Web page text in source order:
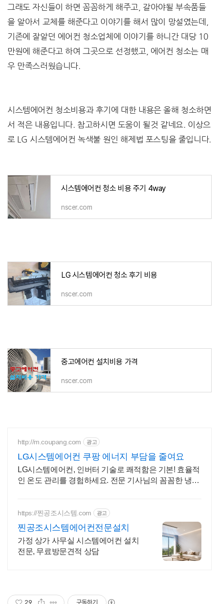
그래도 자신들이 하면 꼼꼼하게 해주고, 갈아야될 부속품들
을 알아서 교체를 해준다고 이야기를 해서 많이 망설였는데,
기존에 잘알던 에어컨 청소업체에 이야기를 하니간 대당 10
만원에 해준다고 하여 그곳으로 선정했고, 에어컨 청소는 매
우 만족스러웠습니다.
시스템에어컨 청소비용과 후기에 대한 내용은 올해 청소하면
서 적은 내용입니다. 참고하시면 도움이 될것 같네요. 이상으
로 LG 시스템에어컨 녹색불 원인 해제법 포스팅을 줄입니다.
시스템에어컨 청소 비용 주기 4way
nscer.com
LG 시스템에어컨 청소 후기 비용
nscer.com
중고에어컨 설치비용 가격
nscer.com
http://m.coupang.com 광고
LG시스템에어컨 쿠팡 에너지 부담을 줄여요
LG시스템에어컨, 인버터 기술로 쾌적함은 기본! 효율적
인 온도 관리를 경험하세요. 전문 기사님의 꼼꼼한 냉난
https://찐공조시스템.com 광고
찐공조시스템에어컨전문설치
가정 상가 사무실 시스템에어컨 설치
전문, 무료방문견적 상담
29 구독하기